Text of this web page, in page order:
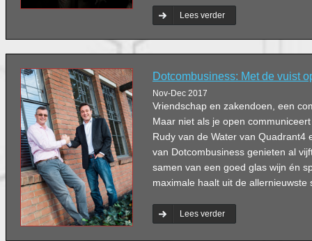
Lees verder
Dotcombusiness: Met de vuist
Nov-Dec 2017
Vriendschap en zakendoen, een
Maar niet als je open
Rudy van de Water van Quadrant4
van Dotcombusiness genieten al
samen van een goed glas wijn én
maximale haalt uit de allernieuwste
Lees verder